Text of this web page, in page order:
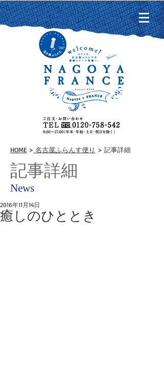
HOME > 名古屋ふらんす便り > 記事詳細
記事詳細
News
癒しのひととき
2016年11月14日